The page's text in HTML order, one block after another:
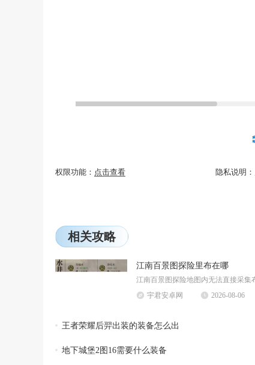
权限功能： 点击查看 隐私说明：
相关攻略
江南百景图探险里布在哪
宇君安卓网
2026-08-06
王者荣耀后羿出装的装备怎么出
地下城堡2图16需要什么装备